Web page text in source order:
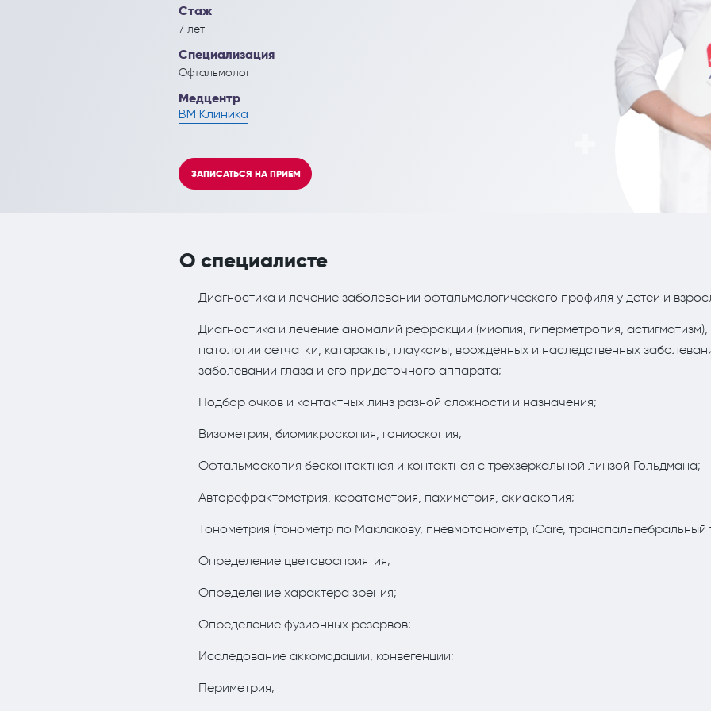
Кардиология
Колопроктология
Лечебный массаж
Остеопат и кинезиолог
Рефлекторная терапия
Травматология и ортопедия
Инъекционные эстетические процедуры Корректировка жировых отложений
Стаж
7 лет
Специализация
Офтальмолог
Медцентр
ВМ Клиника
ЗАПИСАТЬСЯ НА ПРИЕМ
О специалисте
Диагностика и лечение заболеваний офтальмологического профиля у детей и
Диагностика и лечение аномалий рефракции (миопия, гиперметропия,
патологии сетчатки, катаракты, глаукомы, врожденных и наследственных
заболеваний глаза и его придаточного аппарата;
Подбор очков и контактных линз разной сложности и назначения;
Визометрия, биомикроскопия, гониоскопия;
Офтальмоскопия бесконтактная и контактная с трехзеркальной линзой Гольдмана;
Авторефрактометрия, кератометрия, пахиметрия, скиаскопия;
Тонометрия (тонометр по Маклакову, пневмотонометр, iСare, транспальпебральный
Определение цветовосприятия;
Определение характера зрения;
Определение фузионных резервов;
Исследование аккомодации, конвегенции;
Периметрия;